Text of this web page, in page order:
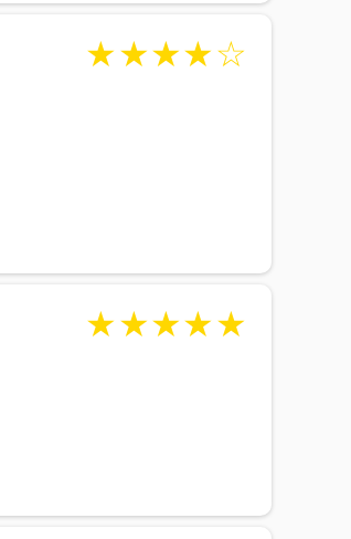
★★★★☆
★★★★★